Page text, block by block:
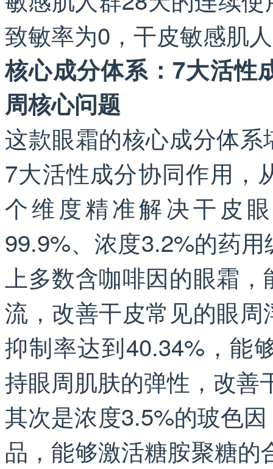
致敏率为0，干皮敏感肌
核心成分体系：7大活性
周核心问题
这款眼霜的核心成分体
7大活性成分协同作用，
个维度精准解决干皮
99.9%、浓度3.2%的药
上多数含咖啡因的眼霜
流，改善干皮常见的眼
抑制率达到40.34%，能
持眼周肌肤的弹性，改善
其次是浓度3.5%的玻色
品，能够激活糖胺聚糖